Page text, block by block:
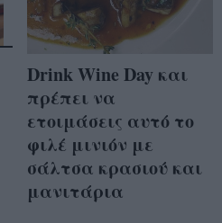
Drink Wine Day και
πρέπει να
ετοιμάσεις αυτό το
φιλέ μινιόν με
σάλτσα κρασιού και
μανιτάρια